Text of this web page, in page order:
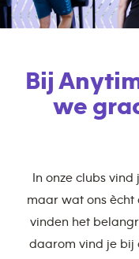
Bij
we
In onze clubs
maar wat ons ècht
vinden het
daarom vind je bij